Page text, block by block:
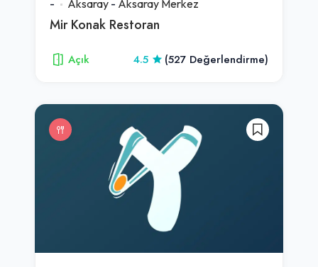
- Aksaray - Aksaray Merkez
Mir Konak Restoran
Açık 4.5 (527 Değerlendirme)